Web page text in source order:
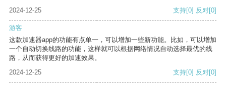
2024-12-25 支持[0] 反对[0]
游客
这款加速器app的功能有点单一，可以增加一些新功能。比如，可以增加
一个自动切换线路的功能，这样就可以根据网络情况自动选择最优的线
路，从而获得更好的加速效果。
2024-12-25
支持[0] 反对[0]